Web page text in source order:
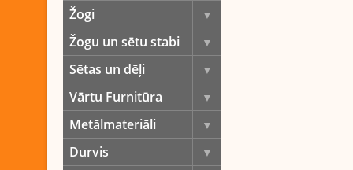
Žogi
Žogu un sētu stabi
Sētas un dēļi
Vārtu Furnitūra
Metālmateriāli
Durvis